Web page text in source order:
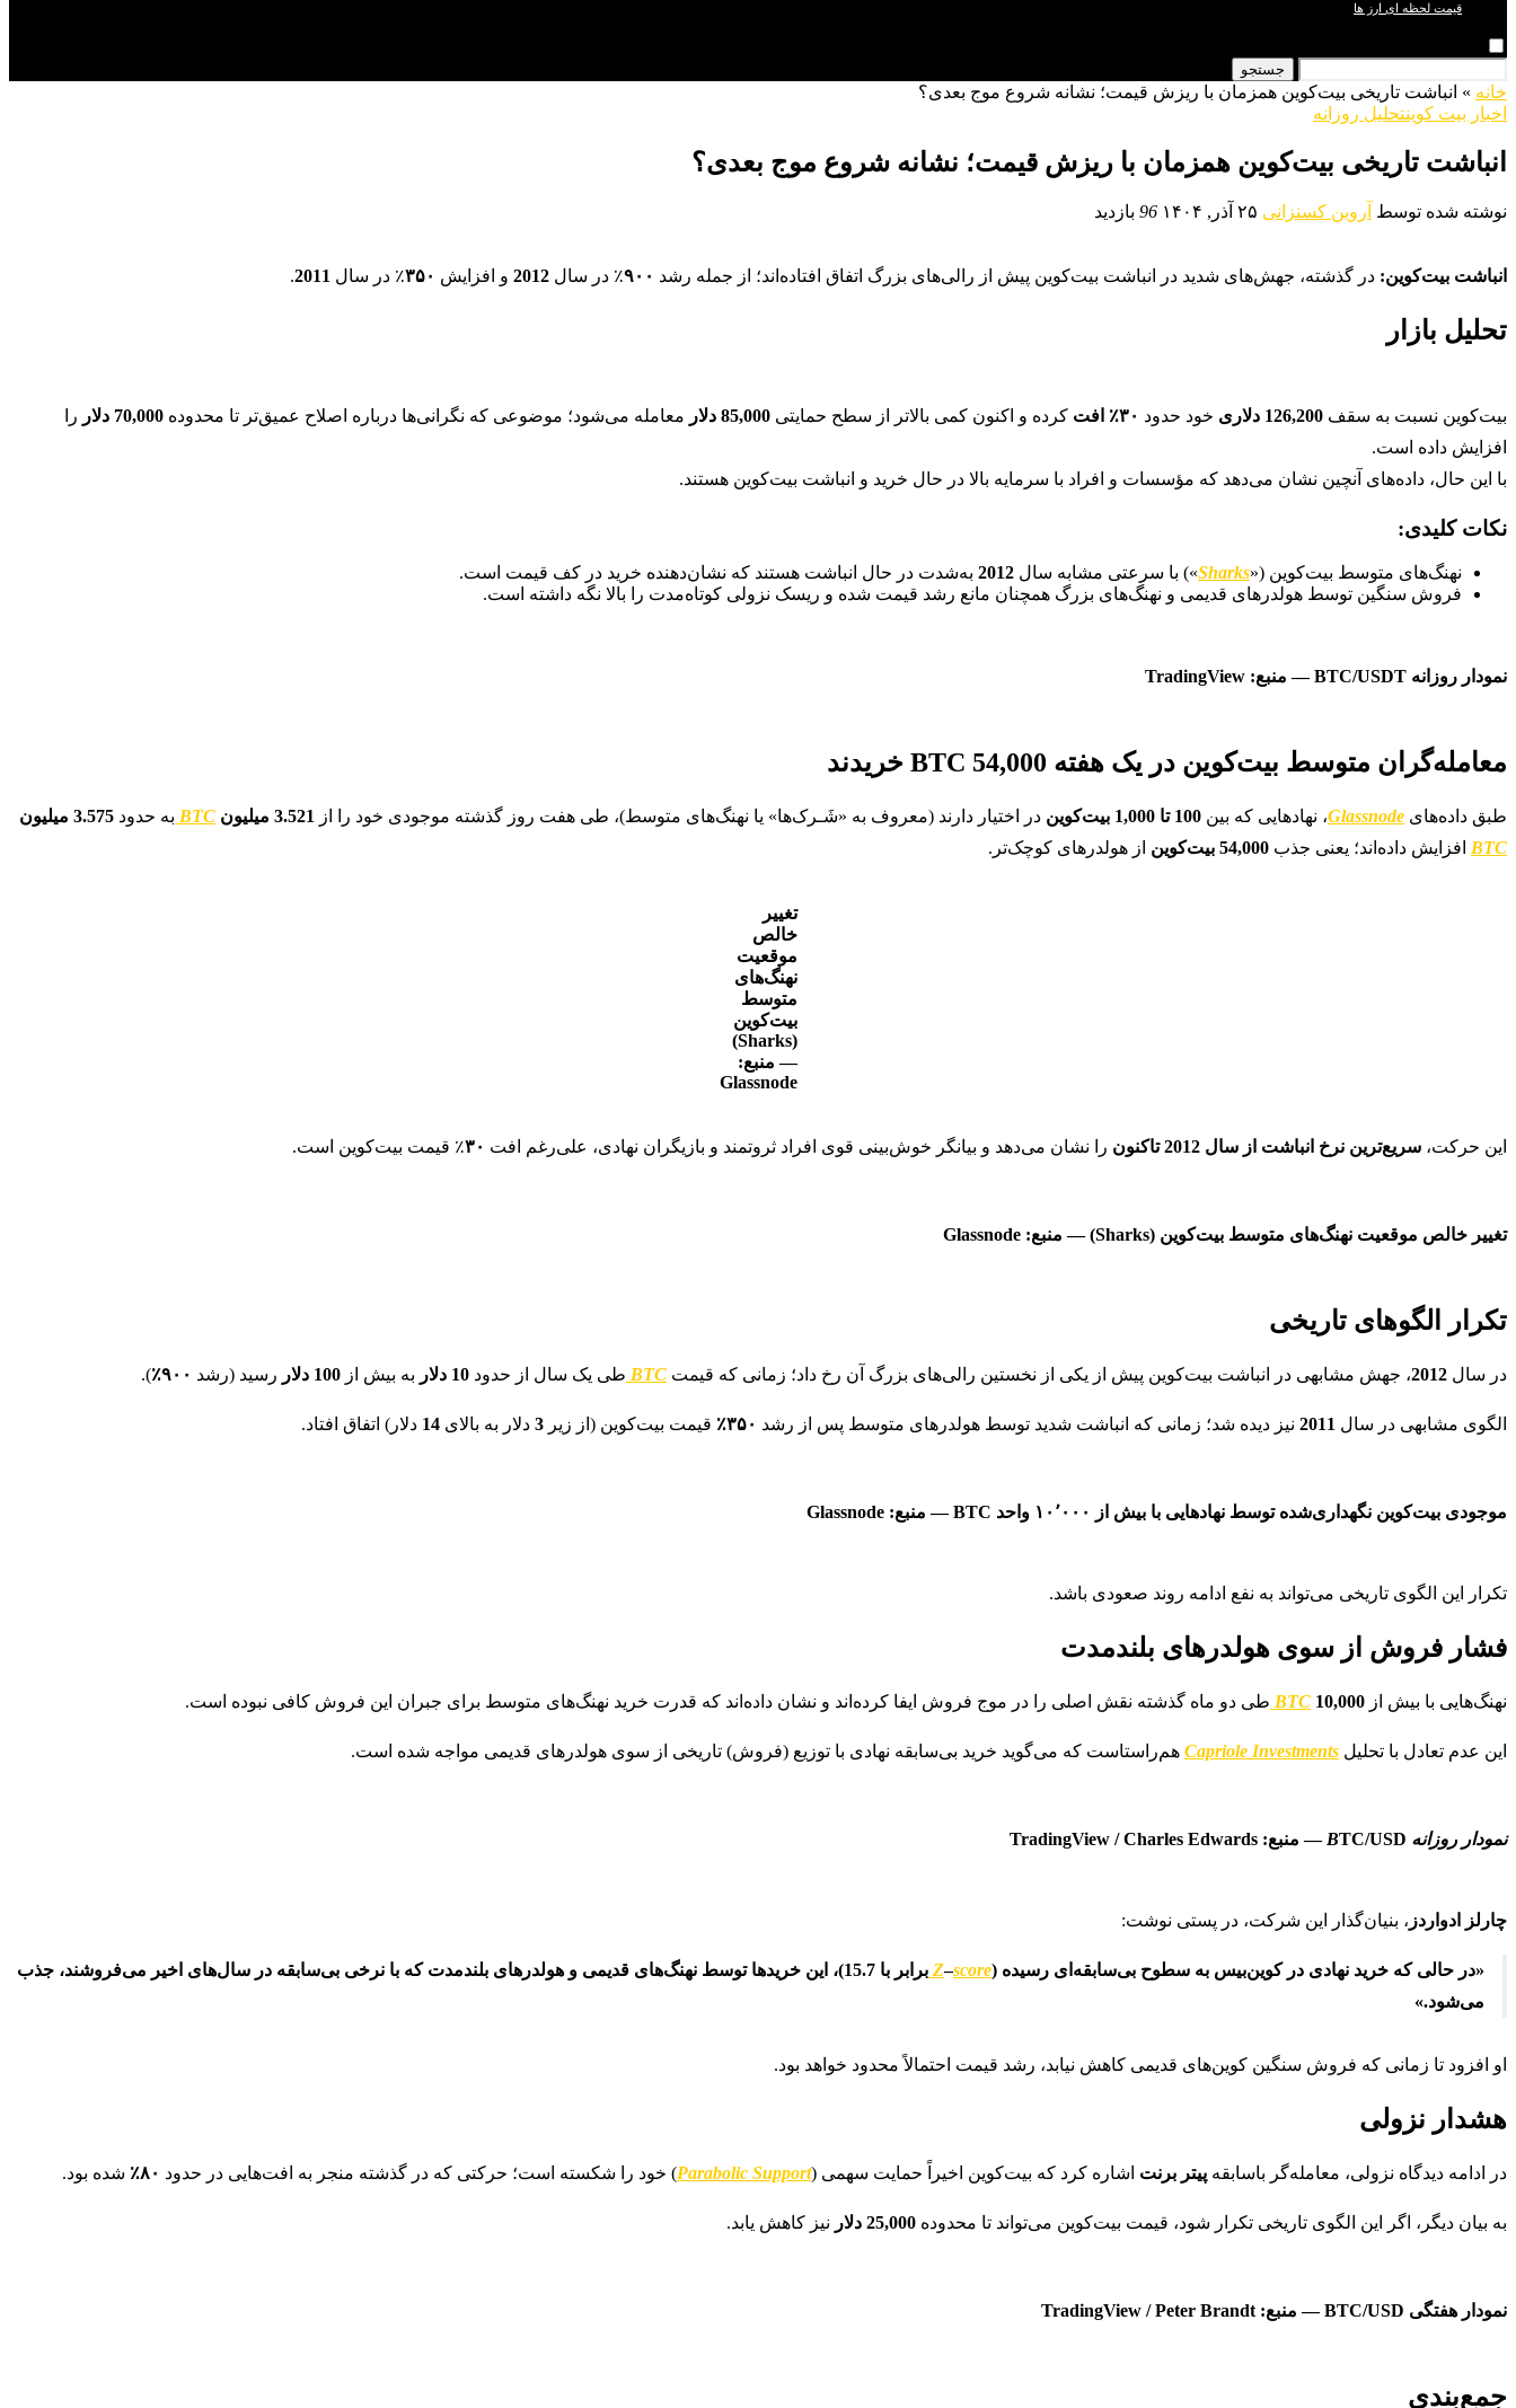
قیمت لحظه ای ارز ها
جستجو
خانه » انباشت تاریخی بیت‌کوین همزمان با ریزش قیمت؛ نشانه شروع موج بعدی؟
اخبار بیت کوینتحلیل روزانه
انباشت تاریخی بیت‌کوین همزمان با ریزش قیمت؛ نشانه شروع موج بعدی؟
نوشته شده توسط آروین کسنزانی ۲۵ آذر, ۱۴۰۴ 96 بازدید
انباشت بیت‌کوین: در گذشته، جهش‌های شدید در انباشت بیت‌کوین پیش از رالی‌های بزرگ اتفاق افتاده‌اند؛ از جمله رشد ۹۰۰٪ در سال 2012 و افزایش ۳۵۰٪ در سال 2011
.
تحلیل بازار
بیت‌کوین نسبت به سقف 126,200 دلاری خود حدود ۳۰٪ افت کرده و اکنون کمی بالاتر از سطح حمایتی 85,000 دلار معامله می‌شود؛ موضوعی که نگرانی‌ها درباره اصلاح عمیق‌تر تا محدوده 70,000 دلار
را
افزایش داده است.
با این حال، داده‌های آنچین نشان می‌دهد که مؤسسات و افراد با سرمایه بالا در حال خرید و انباشت بیت‌کوین هستند.
نکات کلیدی:
نهنگ‌های متوسط بیت‌کوین («Sharks») با سرعتی مشابه سال 2012 به‌شدت در حال انباشت هستند که نشان‌دهنده خرید در کف قیمت است.
فروش سنگین توسط هولدرهای قدیمی و نهنگ‌های بزرگ همچنان مانع رشد قیمت شده و ریسک نزولی کوتاه‌مدت را بالا نگه داشته است.
نمودار روزانه BTC/USDT — منبع: TradingView
معامله‌گران متوسط بیت‌کوین در یک هفته 54,000 BTC خریدند
طبق داده‌های Glassnode، نهادهایی که بین 100 تا 1,000 بیت‌کوین در اختیار دارند (معروف به «شَـرک‌ها» یا نهنگ‌های متوسط)، طی هفت روز گذشته موجودی خود را از 3.521 میلیون BTC به حدود 3.575 میلیون
BTC افزایش داده‌اند؛ یعنی جذب 54,000 بیت‌کوین از هولدرهای کوچک‌تر.
تغییر
خالص
موقعیت
نهنگ‌های
متوسط
بیت‌کوین
(Sharks)
— منبع:
Glassnode
این حرکت، سریع‌ترین نرخ انباشت از سال 2012 تاکنون را نشان می‌دهد و بیانگر خوش‌بینی قوی افراد ثروتمند و بازیگران نهادی، علی‌رغم افت ۳۰٪ قیمت بیت‌کوین است.
تغییر خالص موقعیت نهنگ‌های متوسط بیت‌کوین (Sharks) — منبع: Glassnode
تکرار الگوهای تاریخی
در سال 2012، جهش مشابهی در انباشت بیت‌کوین پیش از یکی از نخستین رالی‌های بزرگ آن رخ داد؛ زمانی که قیمت BTC طی یک سال از حدود 10 دلار به بیش از 100 دلار رسید (رشد ۹۰۰٪ ).
الگوی مشابهی در سال 2011 نیز دیده شد؛ زمانی که انباشت شدید توسط هولدرهای متوسط پس از رشد ۳۵۰٪ قیمت بیت‌کوین (از زیر 3 دلار به بالای 14 دلار) اتفاق افتاد.
موجودی بیت‌کوین نگهداری‌شده توسط نهادهایی با بیش از ۱۰٬۰۰۰ واحد BTC — منبع: Glassnode
تکرار این الگوی تاریخی می‌تواند به نفع ادامه روند صعودی باشد.
فشار فروش از سوی هولدرهای بلندمدت
نهنگ‌هایی با بیش از 10,000
BTC طی دو ماه گذشته نقش اصلی را در موج فروش ایفا کرده‌اند و نشان داده‌اند که قدرت خرید نهنگ‌های متوسط برای جبران این فروش کافی نبوده است.
این عدم تعادل با تحلیل Capriole Investments هم‌راستاست که می‌گوید خرید بی‌سابقه نهادی با توزیع (فروش) تاریخی از سوی هولدرهای قدیمی مواجه شده است.
نمودار روزانه B TC/USD — منبع: TradingView / Charles Edwards
چارلز ادواردز ، بنیان‌گذار این شرکت، در پستی نوشت:
«در حالی که خرید نهادی در کوین‌بیس به سطوح بی‌سابقه‌ای رسیده ( Z–score
برابر با 15.7)، این خریدها توسط نهنگ‌های قدیمی و هولدرهای بلندمدت که با نرخی بی‌سابقه در سال‌های اخیر می‌فروشند، جذب
می‌شود.»
او افزود تا زمانی که فروش سنگین کوین‌های قدیمی کاهش نیابد، رشد قیمت احتمالاً محدود خواهد بود.
هشدار نزولی
در ادامه دیدگاه نزولی، معامله‌گر باسابقه پیتر برنت اشاره کرد که بیت‌کوین اخیراً حمایت سهمی (Parabolic Support) خود را شکسته است؛ حرکتی که در گذشته منجر به افت‌هایی در حدود ۸۰٪ شده بود.
به بیان دیگر، اگر این الگوی تاریخی تکرار شود، قیمت بیت‌کوین می‌تواند تا محدوده 25,000 دلار نیز کاهش یابد.
نمودار هفتگی BTC/USD — منبع: TradingView / Peter Brandt
جمع‌بندی